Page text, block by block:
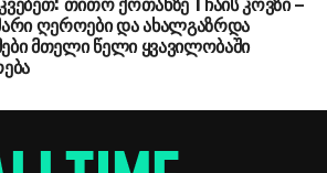
ღეროები და ახალგაზრდა
მთელი წელი ყვავილობაში